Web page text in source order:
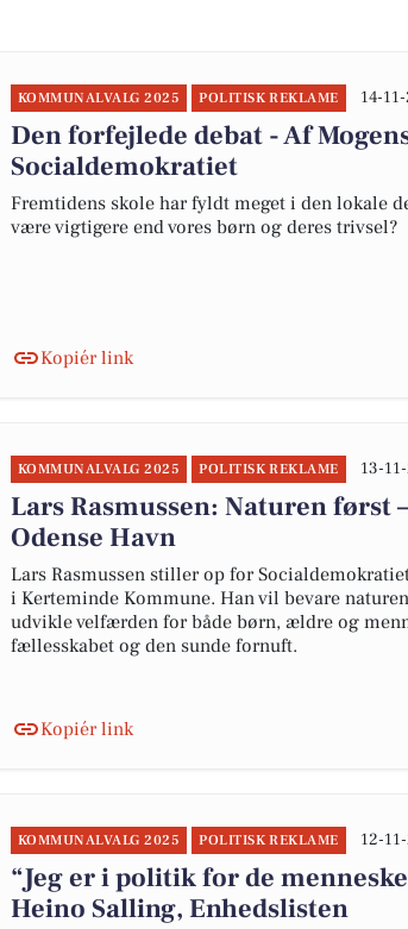
KOMMUNALVALG 2025 POLITISK REKLAME 14-
Den forfejlede debat - Af
Socialdemokratiet
Fremtidens skole har fyldt meget i den lokale
være vigtigere end vores børn og deres trivsel?
Kopiér link
KOMMUNALVALG 2025 POLITISK REKLAME 13-
Lars Rasmussen: Naturen først
Odense Havn
Lars Rasmussen stiller op for
i Kerteminde Kommune. Han vil bevare
udvikle velfærden for både børn, ældre og
fællesskabet og den sunde fornuft.
Kopiér link
KOMMUNALVALG 2025 POLITISK REKLAME 12-
“Jeg er i politik for de
Heino Salling, Enhedslisten